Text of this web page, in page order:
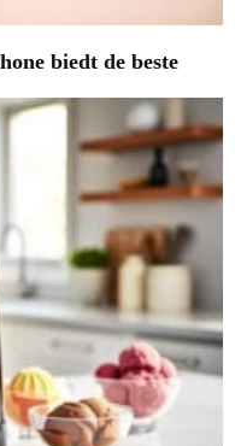
biedt de beste